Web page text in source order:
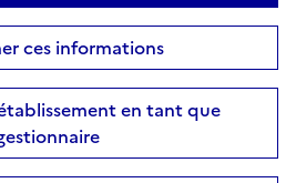
ces informations
en tant que